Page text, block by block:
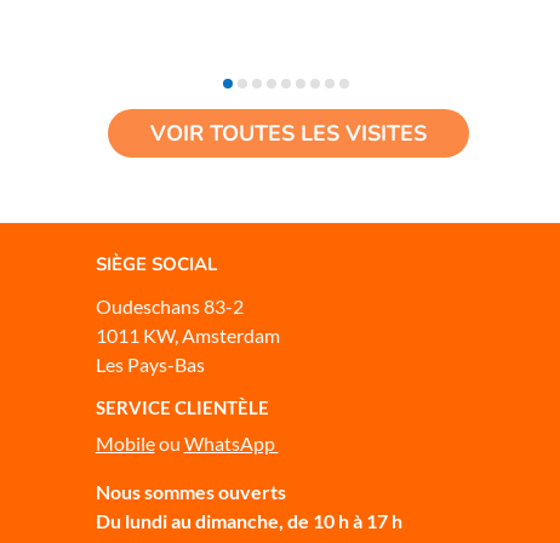
VOIR TOUTES LES VISITES
SIÈGE SOCIAL
Oudeschans 83-2
1011 KW, Amsterdam
Les Pays-Bas
SERVICE CLIENTÈLE
Mobileou WhatsApp
Nous sommes ouverts
Du lundi au dimanche, de 10 h à 17 h